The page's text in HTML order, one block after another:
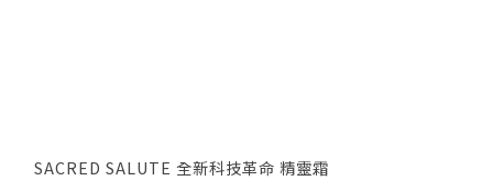
SACRED SALUTE 全新科技革命 精靈霜